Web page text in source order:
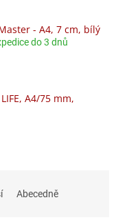
- A4, 7 cm, bílý
do 3 dnů
A4/75 mm,
Abecedně